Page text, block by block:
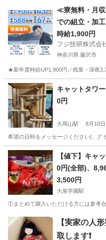
大岡山駅 そ
≪寮無料・月
での組立・加
時給1,900円
フジ技研株式会
神奈川県 藤沢市
★新年度時給UP1,900円／残業・深夜
神奈川 藤沢市 その他
キャットタワー
0円
大岡山駅 8月10日
希望の日時をメッセージください( . .)"
東京 大田区 大岡山駅 そ
【値下】キ
0円(全部)、
3,500円
大泉学園駅
①まとめて購入いただける方には参考
東京 練馬区 大泉学園駅
【実家の人
取します❗️